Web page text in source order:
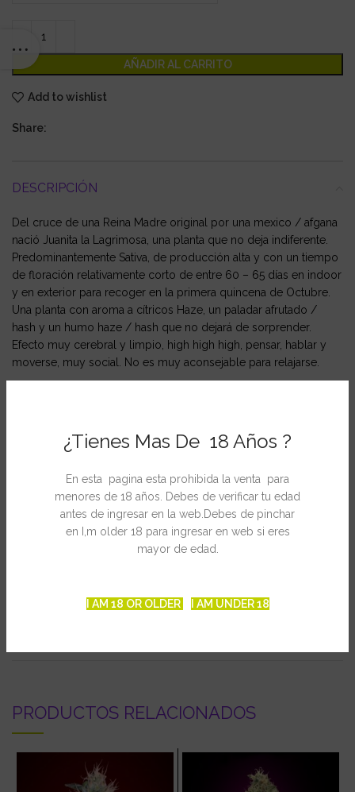
¿Tienes Mas De 18 Años ?
En esta pagina esta prohibida la venta para
menores de 18 años. Debes de verificar tu edad
antes de ingresar en la web.Debes de pinchar
en I,m older 18 para ingresar en web si eres
mayor de edad.
I AM 18 OR OLDER I AM UNDER 18
AÑADIR AL CARRITO
Add to wishlist
Share:
DESCRIPCIÓN
Del cruce de una Reina Madre original por una mexico / afgana
nació Juanita la Lagrimosa, una planta que no deja indiferente.
Predominantemente Sativa, de producción alta y con un tiempo
de floración relativamente corto de entre 60 – 65 días en indoor
y en exterior para recoger en la primera quincena de Octubre.
Una planta con aroma a cítricos Haze, un paladar afrutado /
hash y un humo haze / hash que no dejará de sorprender.
Efecto muy cerebral y limpio, high high high, pensar, hablar y
moverse, muy social. No es muy aconsejable para relajarse.
Genética: Reina Madre x Mexico / Afgana
Predominante: Sativa
Floración interior: 60 – 65 días
Floración exterior: 1 – 15 de Octubre
PRODUCTOS RELACIONADOS